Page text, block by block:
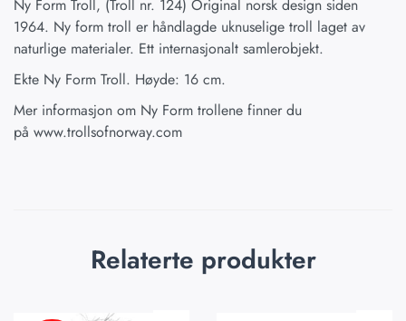
Ny Form Troll, (Troll nr. 124) Original norsk design siden
1964. Ny form troll er håndlagde uknuselige troll laget av
naturlige materialer. Ett internasjonalt samlerobjekt.
Ekte Ny Form Troll. Høyde: 16 cm.
Mer informasjon om Ny Form trollene finner du
på www.trollsofnorway.com
Relaterte produkter